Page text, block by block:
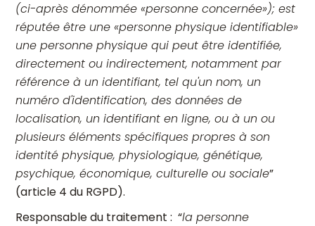
(ci-après dénommée «personne concernée»); est
réputée être une «personne physique identifiable»
une personne physique qui peut être identifiée,
directement ou indirectement, notamment par
référence à un identifiant, tel qu'un nom, un
numéro d'identification, des données de
localisation, un identifiant en ligne, ou à un ou
plusieurs éléments spécifiques propres à son
identité physique, physiologique, génétique,
psychique, économique, culturelle ou sociale”
(article 4 du RGPD).
Responsable du traitement : “la personne